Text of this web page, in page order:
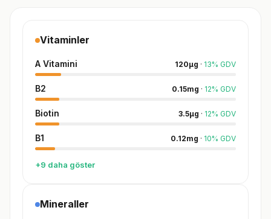
Vitaminler
A Vitamini 120µg · 13% GDV
B2 0.15mg · 12% GDV
Biotin 3.5µg · 12% GDV
B1 0.12mg · 10% GDV
+9 daha göster
Mineraller